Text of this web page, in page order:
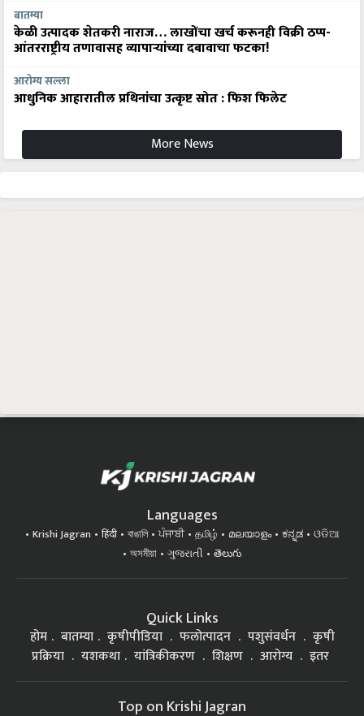
बातम्या
केळी उत्पादक शेतकरी नाराज… लाखोंचा खर्च करूनही विक्री ठप्प-
आंतरराष्ट्रीय तणावासह व्यापाऱ्यांच्या दबावाचा फटका!
आरोग्य सल्ला
आधुनिक आहारातील प्रथिनांचा उत्कृष्ट स्रोत : फिश फिलेट
More News
Languages
Krishi Jagran हिंदी বাঙালি ਪੰਜਾਬੀ தமிழ் മലയാളം ಕನ್ನಡ
ଓଡିଆ
অসমীয়া
ગુજરાતી తెలుగు
Quick Links
होम बातम्या कृषीपीडिया फलोत्पादन पशुसंवर्धन
कृषी
प्रक्रिया
यशकथा यांत्रिकीकरण शिक्षण आरोग्य इतर
Top on Krishi Jagran